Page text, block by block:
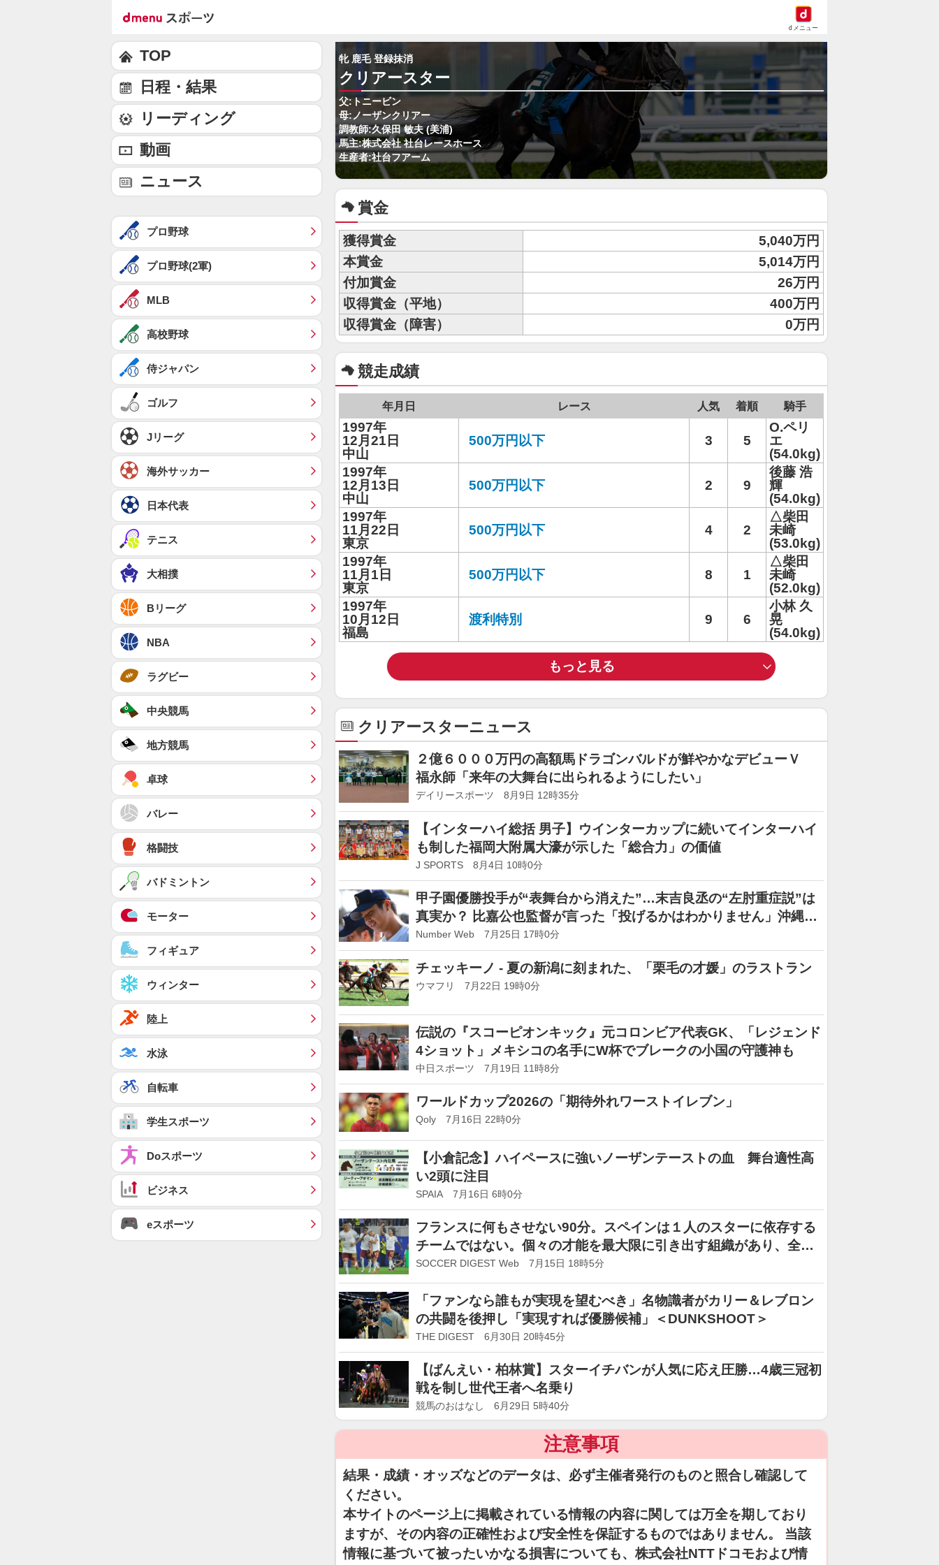
dメニュー
牝 鹿毛 登録抹消
クリアースター
父:トニービン
母:ノーザンクリアー
調教師:久保田 敏夫 (美浦)
馬主:株式会社 社台レースホース
生産者:社台フアーム
賞金
獲得賞金
5,040万円
本賞金
5,014万円
付加賞金
26万円
収得賞金（平地）
400万円
収得賞金（障害）
0万円
競走成績
年月日 レース 人気 着順 騎手
1997年
12月21日
中山
500万円以下 3 5
O.ペリ
エ
(54.0kg)
1997年
12月13日
中山
500万円以下 2 9
後藤 浩
輝
(54.0kg)
1997年
11月22日
東京
500万円以下 4 2
△柴田
未崎
(53.0kg)
1997年
11月1日
東京
500万円以下 8 1
△柴田
未崎
(52.0kg)
1997年
10月12日
福島
渡利特別 9 6
小林 久
晃
(54.0kg)
もっと見る
クリアースターニュース
２億６０００万円の高額馬ドラゴンバルドが鮮やかなデビューＶ
福永師「来年の大舞台に出られるようにしたい」
デイリースポーツ 8月9日 12時35分
【インターハイ総括 男子】ウインターカップに続いてインターハイ
も制した福岡大附属大濠が示した「総合力」の価値
J SPORTS 8月4日 10時0分
甲子園優勝投手が“表舞台から消えた”…末吉良丞の“左肘重症説”は
真実か？ 比嘉公也監督が言った「投げるかはわかりません」沖縄尚
学に現地で密着
Number Web 7月25日 17時0分
チェッキーノ - 夏の新潟に刻まれた、「栗毛の才媛」のラストラン
ウマフリ 7月22日 19時0分
伝説の『スコーピオンキック』元コロンビア代表GK、「レジェンド
4ショット」メキシコの名手にW杯でブレークの小国の守護神も
中日スポーツ 7月19日 11時8分
ワールドカップ2026の「期待外れワーストイレブン」
Qoly 7月16日 22時0分
【小倉記念】ハイペースに強いノーザンテーストの血 舞台適性高
い2頭に注目
SPAIA 7月16日 6時0分
フランスに何もさせない90分。スペインは１人のスターに依存する
チームではない。個々の才能を最大限に引き出す組織があり、全員
が走り、考え、犠牲を惜しまない【Ｗ杯】
SOCCER DIGEST Web 7月15日 18時5分
「ファンなら誰もが実現を望むべき」名物識者がカリー＆レブロン
の共闘を後押し「実現すれば優勝候補」＜DUNKSHOOT＞
THE DIGEST 6月30日 20時45分
【ばんえい・柏林賞】スターイチバンが人気に応え圧勝…4歳三冠初
戦を制し世代王者へ名乗り
競馬のおはなし 6月29日 5時40分
注意事項
結果・成績・オッズなどのデータは、必ず主催者発行のものと照合し確認して
ください。
本サイトのページ上に掲載されている情報の内容に関しては万全を期しており
ますが、その内容の正確性および安全性を保証するものではありません。 当該
情報に基づいて被ったいかなる損害についても、株式会社NTTドコモおよび情
TOP
日程・結果
リーディング
動画
ニュース
プロ野球
プロ野球(2軍)
MLB
高校野球
侍ジャパン
ゴルフ
Jリーグ
海外サッカー
日本代表
テニス
大相撲
Bリーグ
NBA
ラグビー
中央競馬
地方競馬
卓球
バレー
格闘技
バドミントン
モーター
フィギュア
ウィンター
陸上
水泳
自転車
学生スポーツ
Doスポーツ
ビジネス
eスポーツ